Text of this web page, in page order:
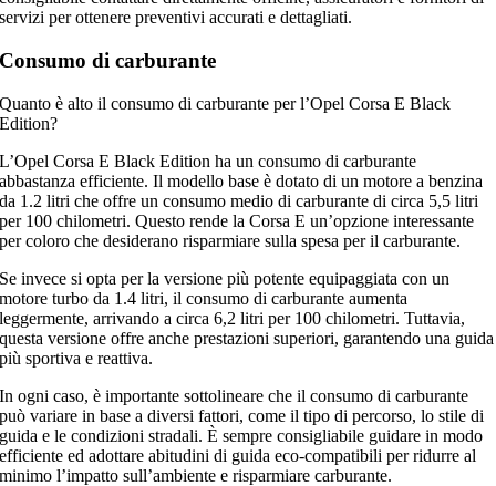
servizi per ottenere preventivi accurati e dettagliati.
Consumo di carburante
Quanto è alto il consumo di carburante per l’Opel Corsa E Black
Edition?
L’Opel Corsa E Black Edition ha un consumo di carburante
abbastanza efficiente. Il modello base è dotato di un motore a benzina
da 1.2 litri che offre un consumo medio di carburante di circa 5,5 litri
per 100 chilometri. Questo rende la Corsa E un’opzione interessante
per coloro che desiderano risparmiare sulla spesa per il carburante.
Se invece si opta per la versione più potente equipaggiata con un
motore turbo da 1.4 litri, il consumo di carburante aumenta
leggermente, arrivando a circa 6,2 litri per 100 chilometri. Tuttavia,
questa versione offre anche prestazioni superiori, garantendo una guida
più sportiva e reattiva.
In ogni caso, è importante sottolineare che il consumo di carburante
può variare in base a diversi fattori, come il tipo di percorso, lo stile di
guida e le condizioni stradali. È sempre consigliabile guidare in modo
efficiente ed adottare abitudini di guida eco-compatibili per ridurre al
minimo l’impatto sull’ambiente e risparmiare carburante.